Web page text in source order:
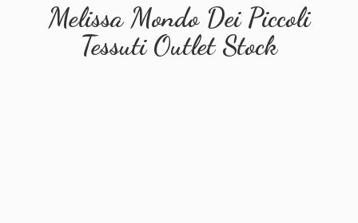
Melissa Mondo Dei Piccoli
Tessuti Outlet Stock